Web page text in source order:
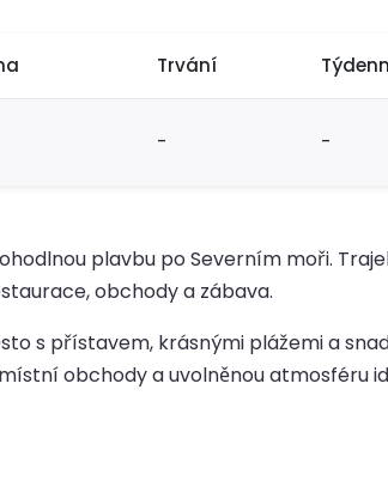
Trvání
- -
plavbu po Severním moři.
obchody a zábava.
s přístavem, krásnými plážemi a
obchody a uvolněnou atmosféru